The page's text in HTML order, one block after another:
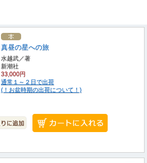
真昼の星への旅
水越武／著
新潮社
33,000円
通常１～２日で出荷
(！お盆時期の出荷について！)